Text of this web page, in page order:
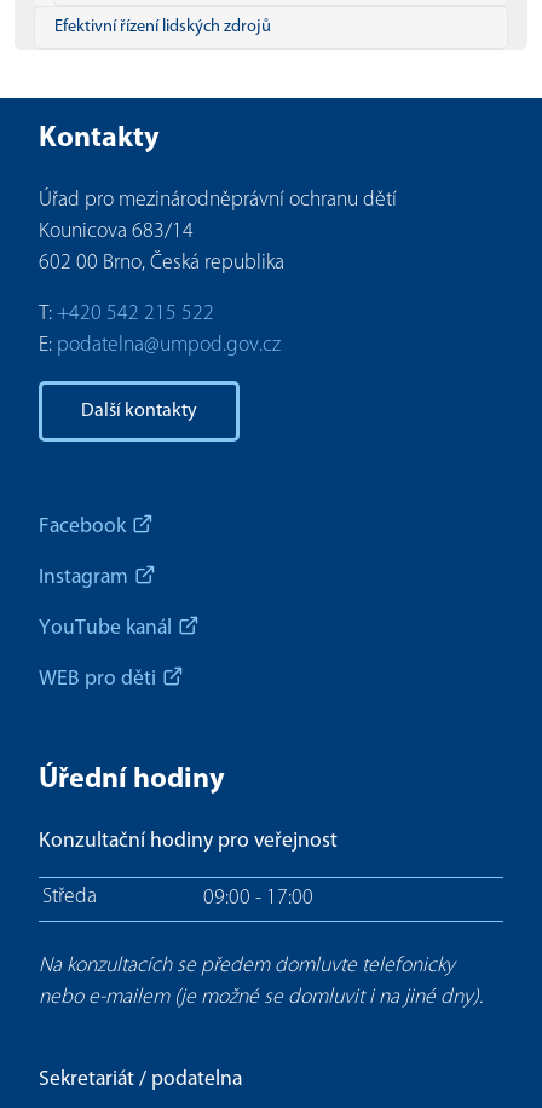
Efektivní řízení lidských zdrojů
Kontakty
Úřad pro mezinárodněprávní ochranu dětí
Kounicova 683/14
602 00 Brno, Česká republika
T: +420 542 215 522
E: podatelna@umpod.gov.cz
Další kontakty
Facebook
Instagram
YouTube kanál
WEB pro děti
Úřední hodiny
Konzultační hodiny pro veřejnost
Středa 09:00 - 17:00
Na konzultacích se předem domluvte telefonicky
nebo e-mailem (je možné se domluvit i na jiné dny).
Sekretariát / podatelna